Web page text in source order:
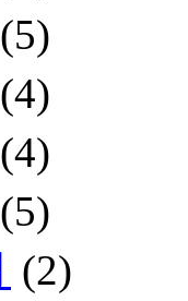
(5)
(4)
(4)
(5)
(2)